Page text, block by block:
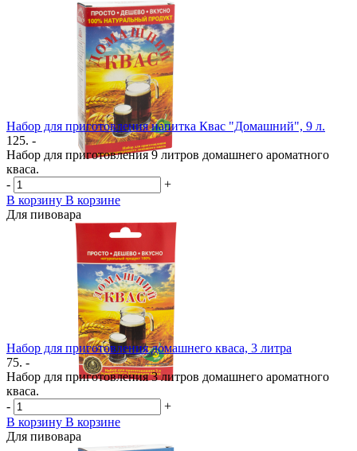
Набор для приготовления напитка Квас "Домашний", 9 л.
125. -
Набор для приготовления 9 литров домашнего ароматного
кваса.
-
+
В корзину В корзине
Для пивовара
Набор для приготовления домашнего кваса, 3 литра
75. -
Набор для приготовления 3 литров домашнего ароматного
кваса.
-
+
В корзину В корзине
Для пивовара